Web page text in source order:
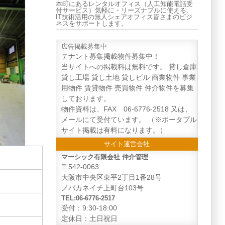
本町にあるレンタルオフィス（人工知能電話受
付サービス）気軽に・リーズナブルに使える、
IT技術活用の無人シェアオフィス皆さまのビジ
ネスをサポートします。
広告掲載募集中
テナント募集掲載物件募集中！
当サイトへの掲載料は無料です。 貸し倉庫
貸し工場 貸し土地 貸しビル 商業物件 事業
用物件 賃貸物件 売買物件 仲介物件を募集
しております。
物件資料は、FAX 06-6776-2518 又は、
メールにて受付ています。 （※ポータプル
サイト掲載は有料になります。）
サイト運営会社
マーシック有限会社 仲介管理
〒542-0063
大阪市中央区東平2丁目1番28号
ノバカネイチ上町台103号
TEL:06-6776-2517
受付：9:30-18:00
定休日：土日祝日